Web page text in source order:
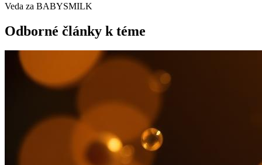
Veda za BABYSMILK
Odborné články k téme